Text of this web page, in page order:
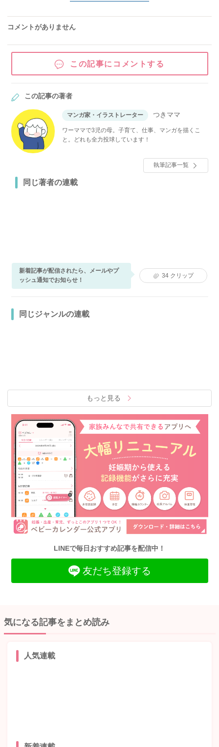
コメントがありません
この記事にコメントする
この記事の著者
マンガ家・イラストレーター つきママ
ワーママで3児の母。子育て、仕事、マンガを描くこ
と。どれも全力投球しています！
執筆記事一覧
同じ著者の連載
新着記事が配信されたら、メールやプ
ッシュ通知でお知らせ！
34クリップ
同じジャンルの連載
もっと見る
LINEで毎日おすすめ記事を配信中！
友だち登録する
気になる記事をまとめ読み
人気連載